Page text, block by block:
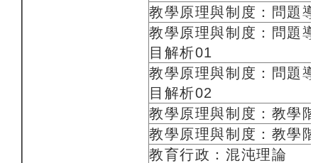
教學原理與制度：問題
教學原理與制度：問題
目解析01
教學原理與制度：問題
目解析02
教學原理與制度：教學
教學原理與制度：教學
教育行政：混沌理論